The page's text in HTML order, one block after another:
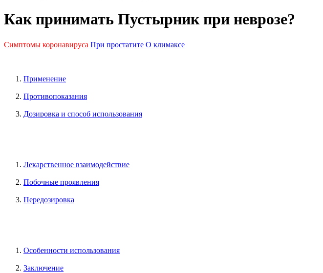
Как принимать Пустырник при неврозе?
Симптомы коронавируса При простатите О климаксе
Применение
Противопоказания
Дозировка и способ использования
Лекарственное взаимодействие
Побочные проявления
Передозировка
Особенности использования
Заключение